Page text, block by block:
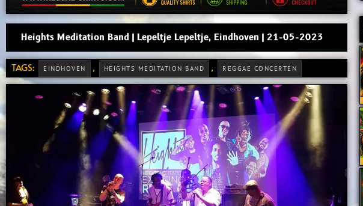
Heights Meditation Band | Lepeltje Lepeltje, Eindhoven | 21-05-2023
TAGS: EINDHOVEN , HEIGHTS MEDITATION BAND , REGGAE CONCERTEN